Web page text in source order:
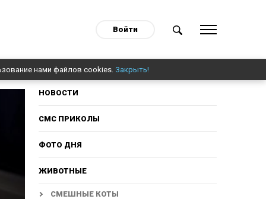
Войти
нами файлов cookies. Закрыть!
НОВОСТИ
СМС ПРИКОЛЫ
ФОТО ДНЯ
ЖИВОТНЫЕ
СМЕШНЫЕ КОТЫ